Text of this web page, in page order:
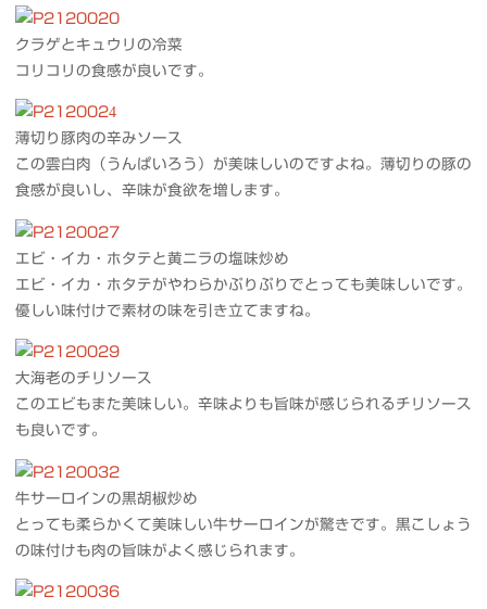
クラゲとキュウリの冷菜
コリコリの食感が良いです。
薄切り豚肉の辛みソース
この雲白肉（うんぱいろう）が美味しいのですよね。薄切りの豚の
食感が良いし、辛味が食欲を増します。
エビ・イカ・ホタテと黄ニラの塩味炒め
エビ・イカ・ホタテがやわらかぷりぷりでとっても美味しいです。
優しい味付けで素材の味を引き立てますね。
大海老のチリソース
このエビもまた美味しい。辛味よりも旨味が感じられるチリソース
も良いです。
牛サーロインの黒胡椒炒め
とっても柔らかくて美味しい牛サーロインが驚きです。黒こしょう
の味付けも肉の旨味がよく感じられます。